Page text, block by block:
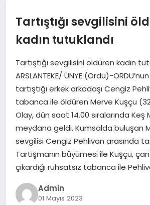
ASAYIŞ
EKONOMI
SANAT
POLITIKA
YAŞAM
SPOR
Tartıştığı sevgilisini
kadın tutuklandı
Tartıştığı sevgilisini öldüren kadın
ARSLANTEKE/ ÜNYE (Ordu)-
tartıştığı erkek arkadaşı Cengiz
tabanca ile öldüren Merve Kuşçu
Olay, dün saat 14.00 sıralarında Keş
meydana geldi. Kumsalda buluşan
sevgilisi Cengiz Pehlivan arasında
Tartışmanın büyümesi ile Kuşçu,
çıkardığı ruhsatsız tabanca ile
Admin
01 Mayıs 2023